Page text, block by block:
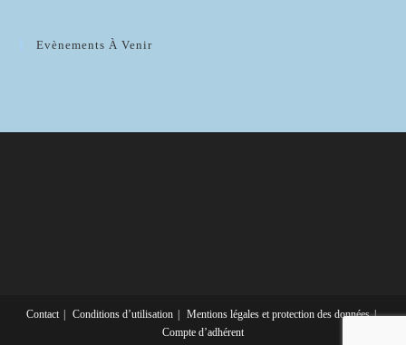
Evènements À Venir
Contact Conditions d’utilisation
Mentions légales et protection des données
Compte d’adhérent